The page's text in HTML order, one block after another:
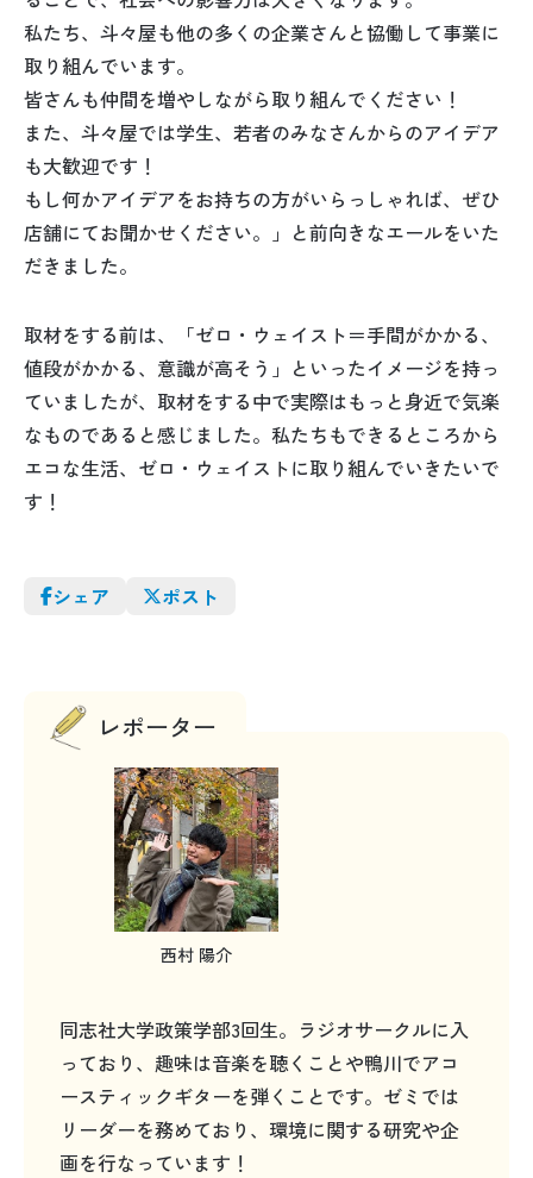
私たち、斗々屋も他の多くの企業さんと協働して事業に
取り組んでいます。
皆さんも仲間を増やしながら取り組んでください！
また、斗々屋では学生、若者のみなさんからのアイデア
も大歓迎です！
もし何かアイデアをお持ちの方がいらっしゃれば、ぜひ
店舗にてお聞かせください。」と前向きなエールをいた
だきました。
取材をする前は、「ゼロ・ウェイスト＝手間がかかる、
値段がかかる、意識が高そう」といったイメージを持っ
ていましたが、取材をする中で実際はもっと身近で気楽
なものであると感じました。私たちもできるところから
エコな生活、ゼロ・ウェイストに取り組んでいきたいで
す！
シェア ポスト
レポーター
西村 陽介
同志社大学政策学部3回生。ラジオサークルに入
っており、趣味は音楽を聴くことや鴨川でアコ
ースティックギターを弾くことです。ゼミでは
リーダーを務めており、環境に関する研究や企
画を行なっています！